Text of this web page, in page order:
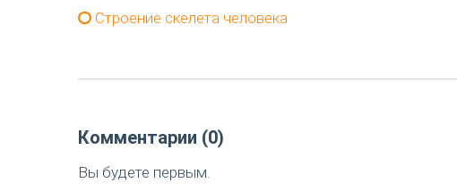
Строение скелета человека
Комментарии (0)
Вы будете первым.